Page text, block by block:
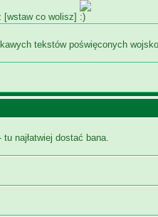
[wstaw co wolisz]
tekstów poświęconych
najłatwiej dostać bana.